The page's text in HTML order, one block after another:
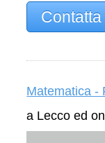
Contatta
Matematica -
a Lecco ed